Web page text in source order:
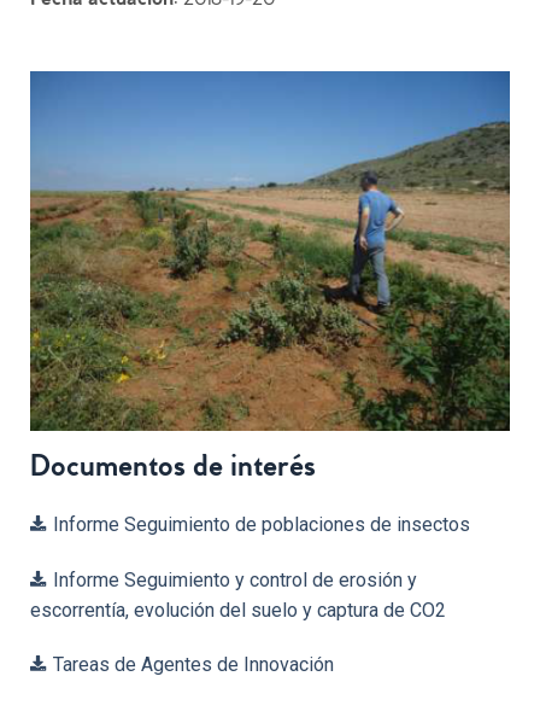
Documentos de interés
Informe Seguimiento de poblaciones de insectos
Informe Seguimiento y control de erosión y
escorrentía, evolución del suelo y captura de CO2
Tareas de Agentes de Innovación